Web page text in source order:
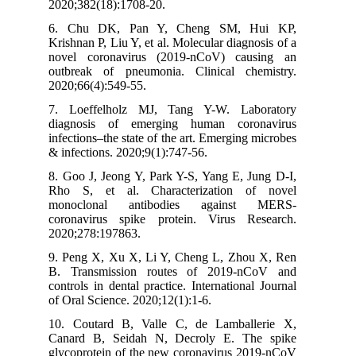
2020;382(18):1708-20.
6. Chu DK, Pan Y, Cheng SM, Hui
Krishnan P, Liu Y, et al. Molecular diagnosis
novel coronavirus (2019-nCoV)
outbreak of pneumonia. Clinical
2020;66(4):549-55.
7. Loeffelholz MJ, Tang Y-W.
diagnosis of emerging human
infections–the state of the art. Emerging
& infections. 2020;9(1):747-56.
8. Goo J, Jeong Y, Park Y-S, Yang E, Jung
Rho S, et al. Characterization of
monoclonal antibodies against
coronavirus spike protein. Virus
2020;278:197863.
9. Peng X, Xu X, Li Y, Cheng L, Zhou X,
B. Transmission routes of 2019-nCoV
controls in dental practice. International
of Oral Science. 2020;12(1):1-6.
10. Coutard B, Valle C, de
Canard B, Seidah N, Decroly E. The
glycoprotein of the new coronavirus 2019-